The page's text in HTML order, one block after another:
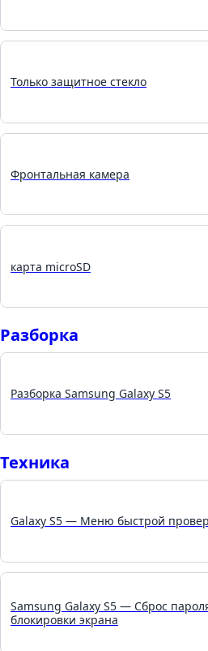
Только защитное стекло
Фронтальная камера
карта microSD
Разборка
Разборка Samsung Galaxy S5
Техника
Galaxy S5 — Меню быстрой
Samsung Galaxy S5 — Сброс
блокировки экрана